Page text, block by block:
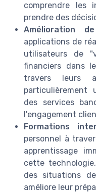
comprendre les
prendre des
Amélioration
applications de
utilisateurs de
financiers dans
travers leurs
particulièrement
des services
l'engagement
Formations
personnel à
apprentissage
cette
des situations
améliore leur